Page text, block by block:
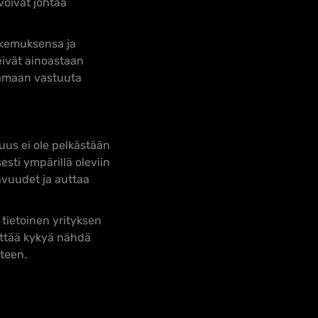
ja
ainoastaan
vastuuta
ei ole pelkästään
ympärillä oleviin
ja auttaa
tietoinen yrityksen
kykyä nähdä